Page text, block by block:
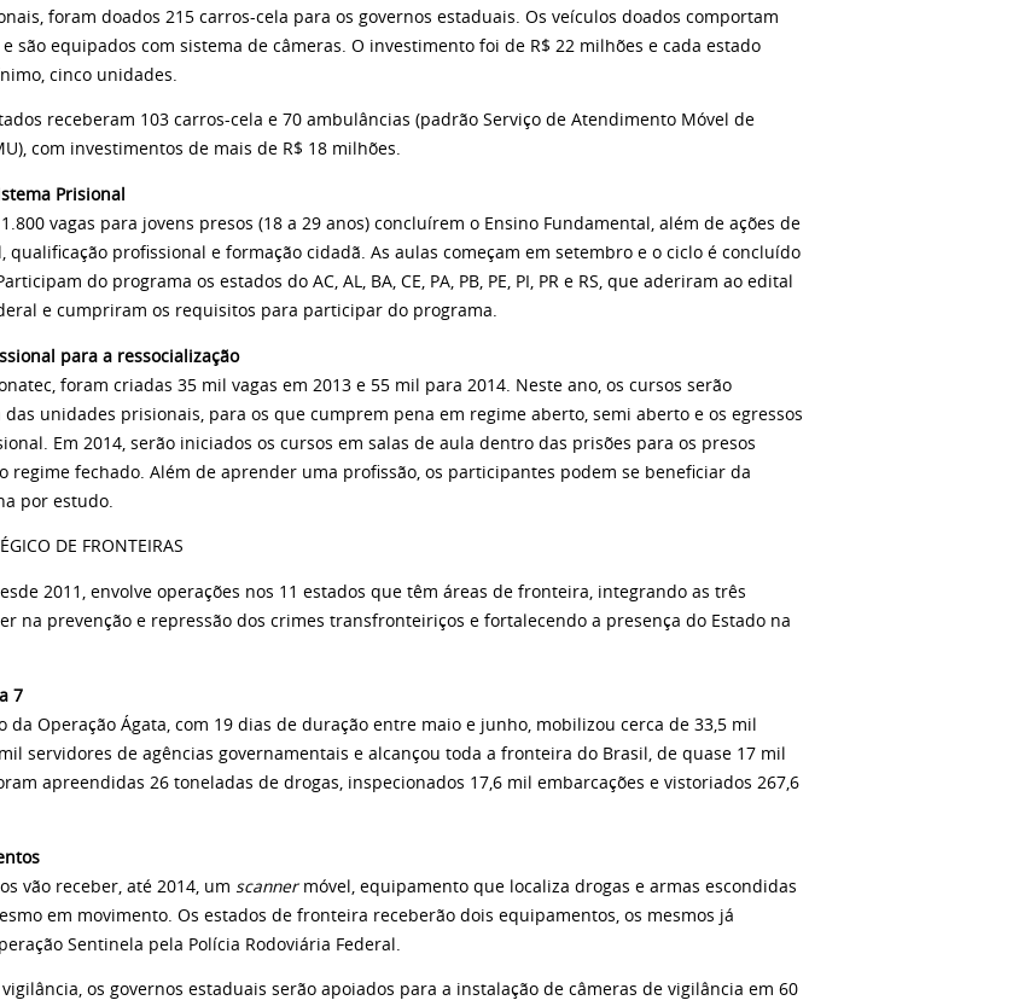
foram doados 215 carros-cela para os governos estaduais. Os veículos doados comportam
são equipados com sistema de câmeras. O investimento foi de R$ 22 milhões e cada estado
cinco unidades.
receberam 103 carros-cela e 70 ambulâncias (padrão Serviço de Atendimento Móvel de
com investimentos de mais de R$ 18 milhões.
Prisional
vagas para jovens presos (18 a 29 anos) concluírem o Ensino Fundamental, além de ações de
qualificação profissional e formação cidadã. As aulas começam em setembro e o ciclo é concluído
do programa os estados do AC, AL, BA, CE, PA, PB, PE, PI, PR e RS, que aderiram ao edital
e cumpriram os requisitos para participar do programa.
para a ressocialização
foram criadas 35 mil vagas em 2013 e 55 mil para 2014. Neste ano, os cursos serão
unidades prisionais, para os que cumprem pena em regime aberto, semi aberto e os egressos
Em 2014, serão iniciados os cursos em salas de aula dentro das prisões para os presos
regime fechado. Além de aprender uma profissão, os participantes podem se beneficiar da
por estudo.
DE FRONTEIRAS
2011, envolve operações nos 11 estados que têm áreas de fronteira, integrando as três
na prevenção e repressão dos crimes transfronteiriços e fortalecendo a presença do Estado na
7
da Operação Ágata, com 19 dias de duração entre maio e junho, mobilizou cerca de 33,5 mil
servidores de agências governamentais e alcançou toda a fronteira do Brasil, de quase 17 mil
apreendidas 26 toneladas de drogas, inspecionados 17,6 mil embarcações e vistoriados 267,6
vão receber, até 2014, um scannermóvel, equipamento que localiza drogas e armas escondidas
em movimento. Os estados de fronteira receberão dois equipamentos, os mesmos já
Sentinela pela Polícia Rodoviária Federal.
os governos estaduais serão apoiados para a instalação de câmeras de vigilância em 60